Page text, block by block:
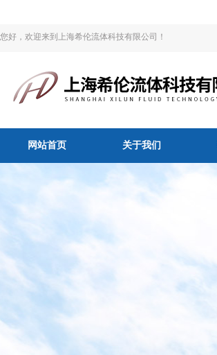
您好，欢迎来到上海希伦流体科技有限公司！
网站首页 关于我们